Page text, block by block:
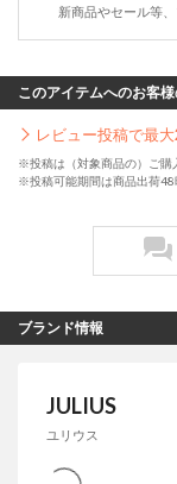
新商品やセール等
このアイテムへのお客
レビュー投稿で最大
※投稿は（対象商品の）ご購
※投稿可能期間は商品出荷
ブランド情報
JULIUS
ユリウス